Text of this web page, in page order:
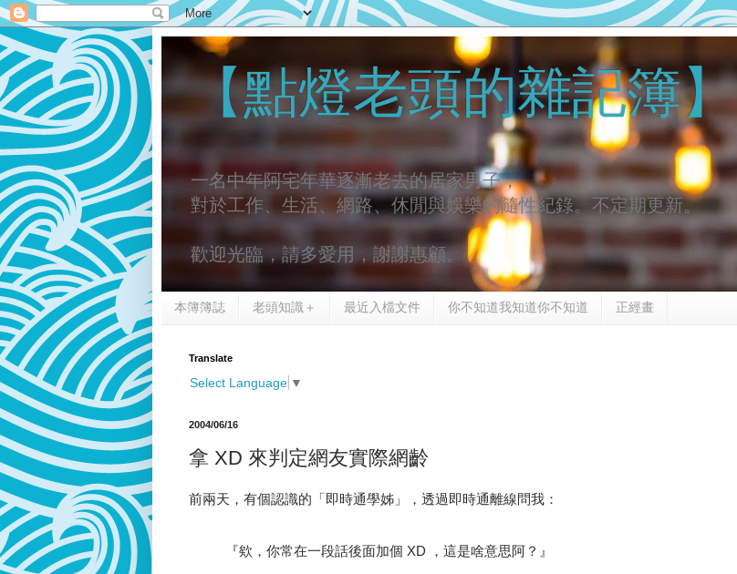
【點燈老頭的雜記簿】
一名中年阿宅年華逐漸老去的居家男子，
對於工作、生活、網路、休閒與娛樂的隨性紀錄。不定期更新。
歡迎光臨，請多愛用，謝謝惠顧。
本簿簿誌 老頭知識＋ 最近入檔文件 你不知道我知道你不知道 正經畫
Translate
Select Language ▼
2004/06/16
拿 XD 來判定網友實際網齡
前兩天，有個認識的「即時通學姊」，透過即時通離線問我：
『欸，你常在一段話後面加個 XD ，這是啥意思阿？』